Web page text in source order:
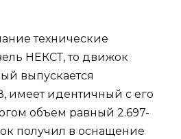
технические
НЕКСТ, то движок
выпускается
имеет идентичный с его
объем равный 2.697-
получил в оснащение